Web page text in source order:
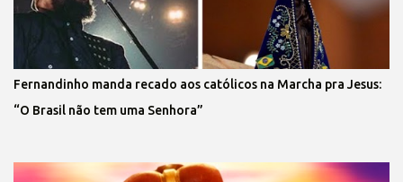
Fernandinho manda recado aos católicos na Marcha pra Jesus:
“O Brasil não tem uma Senhora”